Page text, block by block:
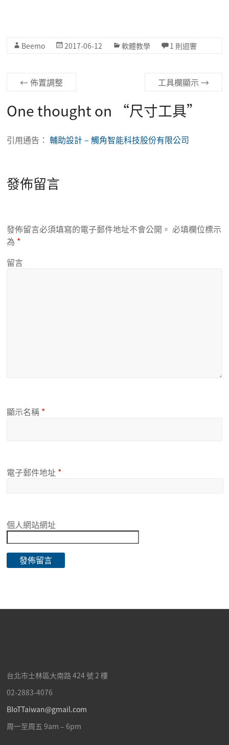
Beemo 2017-06-12 軟體教學 1 則迴響
←佈置調整 工具欄顯示 →
One thought on “尺寸工具”
引用通告：輔助設計 – 觸角智能科技股份有限公司
發佈留言
發佈留言必須填寫的電子郵件地址不會公開。 必填欄位標示
為 *
留言
顯示名稱 *
電子郵件地址 *
個人網站網址
台北市士林區大南路 424 號 2 樓
02-2883-4076
BIoTTaiwan@gmail.com
周一至周五 9am – 6pm